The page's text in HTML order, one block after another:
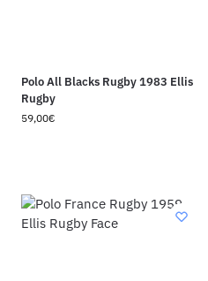
Polo All Blacks Rugby 1983 Ellis
Rugby
59,00€